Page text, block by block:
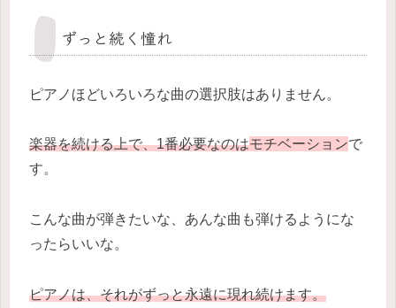
ずっと続く憧れ
ピアノほどいろいろな曲の選択肢はありません。
楽器を続ける上で、1番必要なのはモチベーションで
す。
こんな曲が弾きたいな、あんな曲も弾けるようにな
ったらいいな。
ピアノは、それがずっと永遠に現れ続けます。